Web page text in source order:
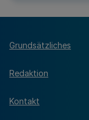
Grundsätzliches
Redaktion
Kontakt